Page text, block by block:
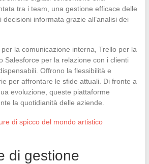
tra i team, una gestione efficace delle
informata grazie all’analisi dei
la comunicazione interna, Trello per la
Salesforce per la relazione con i clienti
Offrono la flessibilità e
per affrontare le sfide attuali. Di fronte a
evoluzione, queste piattaforme
la quotidianità delle aziende.
di spicco del mondo artistico
di gestione